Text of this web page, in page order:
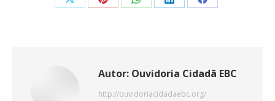
Share Share Share Share Share
Autor: Ouvidoria Cidadã EBC
http://ouvidoriacidadaebc.org/